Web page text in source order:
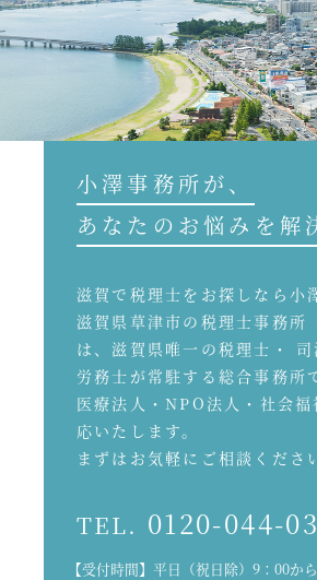
小澤事務所が、
あなたのお悩みを解
滋賀で税理士をお探しなら小
滋賀県草津市の税理士事務所
は、滋賀県唯一の税理士・
労務士が常駐する総合事務所
医療法人・NPO法人・社会
応いたします。
まずはお気軽にご相談くださ
TEL. 0120-044-
【受付時間】平日（祝日除）9：00か